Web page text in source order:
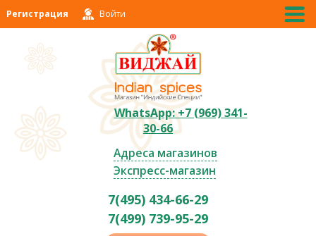
Регистрация Войти
WhatsApp: +7 (969) 341-
30-66
Адреса магазинов
Экспресс-магазин
7(495) 434-66-29
7(499) 739-95-29